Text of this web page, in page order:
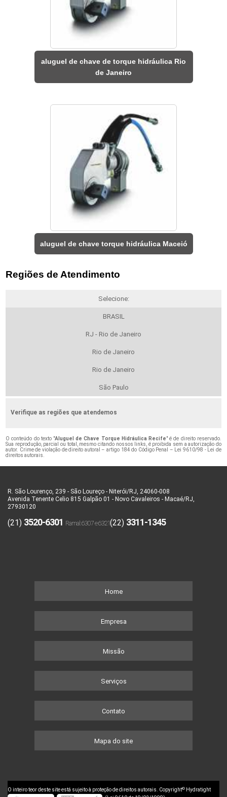
aluguel de chave de torque hidráulica Rio
de Janeiro
aluguel de chave torque hidráulica Maceió
Regiões de Atendimento
Selecione:
BRASIL
RJ - Rio de Janeiro
Rio de Janeiro
Rio de Janeiro
São Paulo
Verifique as regiões que atendemos
O conteúdo do texto "Aluguel de Chave Torque Hidráulica Recife" é de direito reservado.
Sua reprodução, parcial ou total, mesmo citando nossos links, é proibida sem a autorização do
autor. Crime de violação de direito autoral – artigo 184 do Código Penal – Lei 9610/98 - Lei de
direitos autorais.
R. São Lourenço, 239 - São Loureço - Niterói/RJ, 24060-008
Avenida Tenente Celio 815 Galpão 01 - Novo Cavaleiros - Macaé/RJ,
27930120
(21) 3520-6301 (22) 3311-1345
Home
Empresa
Missão
Serviços
Contato
Mapa do site
O inteiro teor deste site está sujeito à proteção de direitos autorais. Copyright© Hydratight